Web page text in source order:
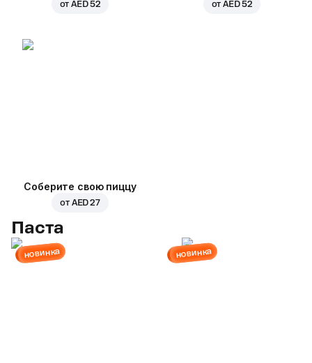
отAED 52 отAED 52
Соберите свою пиццу
от AED 27
Паста
новинка новинка